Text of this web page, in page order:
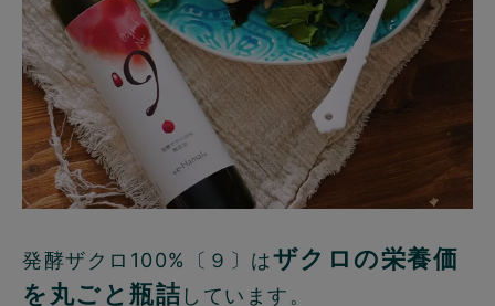
発酵ザクロ100%〔９〕はザクロの栄養価
を丸ごと瓶詰 しています。